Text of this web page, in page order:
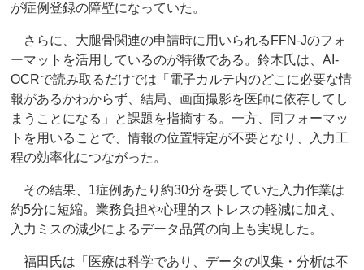
が症例登録の障壁になっていた。
さらに、大腿骨関連の申請時に用いられるFFN-Jのフォ
ーマットを活用しているのが特徴である。鈴木氏は、AI-
OCRで読み取るだけでは「電子カルテ内のどこに必要な情
報があるかわからず、結局、画面撮影を医師に依存してし
まうことになる」と課題を指摘する。一方、同フォーマッ
トを用いることで、情報の位置特定が不要となり、入力工
程の効率化につながった。
その結果、1症例あたり約30分を要していた入力作業は
約5分に短縮。業務負担や心理的ストレスの軽減に加え、
入力ミスの減少によるデータ品質の向上も実現した。
福田氏は「医療は科学であり、データの収集・分析は不